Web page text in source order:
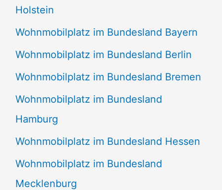
Holstein
Wohnmobilplatz im Bundesland Bayern
Wohnmobilplatz im Bundesland Berlin
Wohnmobilplatz im Bundesland Bremen
Wohnmobilplatz im Bundesland
Hamburg
Wohnmobilplatz im Bundesland Hessen
Wohnmobilplatz im Bundesland
Mecklenburg